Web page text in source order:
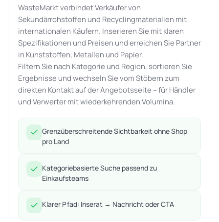
WasteMarkt verbindet Verkäufer von
Sekundärrohstoffen und Recyclingmaterialien mit
internationalen Käufern. Inserieren Sie mit klaren
Spezifikationen und Preisen und erreichen Sie Partner
in Kunststoffen, Metallen und Papier.
Filtern Sie nach Kategorie und Region, sortieren Sie
Ergebnisse und wechseln Sie vom Stöbern zum
direkten Kontakt auf der Angebotsseite – für Händler
und Verwerter mit wiederkehrenden Volumina.
Grenzüberschreitende Sichtbarkeit ohne Shop
pro Land
Kategoriebasierte Suche passend zu
Einkaufsteams
Klarer Pfad: Inserat → Nachricht oder CTA